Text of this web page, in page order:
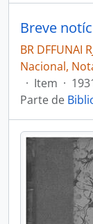
BR DFFUNAI
Nacional,
· Item ·
Parte de